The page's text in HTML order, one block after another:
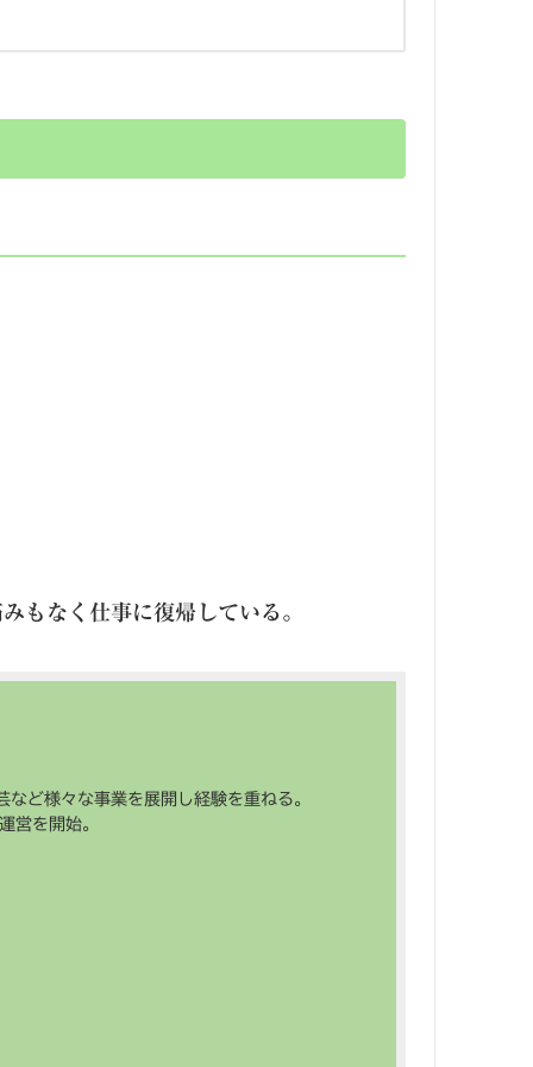
もなく仕事に復帰している。
ど様々な事業を展開し経験を重ねる。
営を開始。